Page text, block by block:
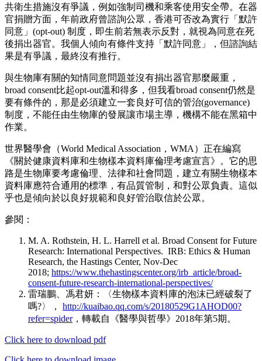
共衛生措施沒有爭議，例如強制司機和乘客使用安全帶。在器
官捐贈方面，年前政府曾諮詢公眾，香港可否改為實行「默許
同意」(opt-out) 制度，即生前若無表示反對，就視為同意在死
後捐出器官。我個人傾向有條件支持「默許同意」，但諮詢結
果是有爭議，最終沒有推行。
與生物庫有關的知情同意問題並沒有捐出器官那麼嚴重，
broad consent比起opt-out溫和得多，但我看broad consent仍然是
要有條件的，那是必須建立一套良好可信的管治(governance)
制度，不能任由生物庫的發展讓市場主導，機構不能在黑箱中
作業。
世界醫學會（World Medical Association，WMA）正在編寫
《關於健康資料庫和生物樣本資料庫倫理考慮宣言》。它的思
路是生物庫要考慮倫理、法律和社會問題，建立有關生物樣本
資料庫應符合通用的標準，有品質管制，和對公眾負責。這似
乎也是傾向於以良好規範和良好管治取信於公眾。
參閱：
M. A. Rothstein, H. L. Harrell et al. Broad Consent for Future
Research: International Perspectives. IRB: Ethics & Human
Research, the Hastings Center, Nov-Dec
2018; https://www.thehastingscenter.org/irb_article/broad-
consent-future-research-international-perspectives/
雷瑞鵬、馮君妍：〈生物樣本資料庫的泡沫已經破裂了
嗎?〉， http://kuaibao.qq.com/s/20180529G1AHOD00?
refer=spider，轉載自《醫學與哲學》2018年第5期。
Click here to download pdf